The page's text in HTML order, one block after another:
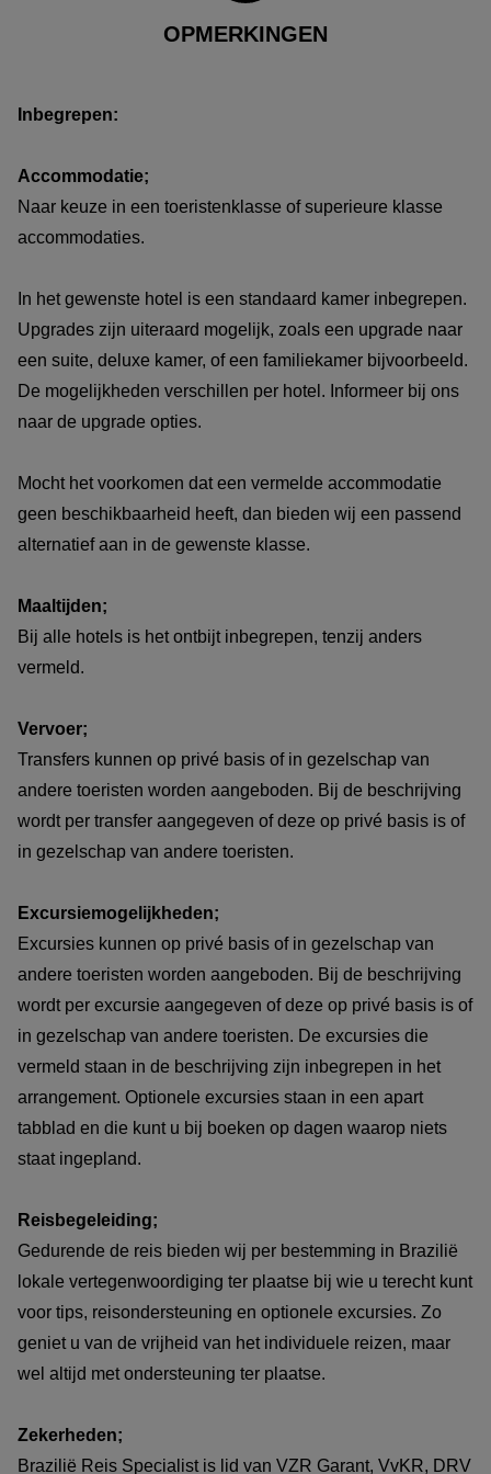
OPMERKINGEN
Inbegrepen:
Accommodatie;
Naar keuze in een toeristenklasse of superieure klasse
accommodaties.
In het gewenste hotel is een standaard kamer inbegrepen.
Upgrades zijn uiteraard mogelijk, zoals een upgrade naar
een suite, deluxe kamer, of een familiekamer bijvoorbeeld.
De mogelijkheden verschillen per hotel. Informeer bij ons
naar de upgrade opties.
Mocht het voorkomen dat een vermelde accommodatie
geen beschikbaarheid heeft, dan bieden wij een passend
alternatief aan in de gewenste klasse.
Maaltijden;
Bij alle hotels is het ontbijt inbegrepen, tenzij anders
vermeld.
Vervoer;
Transfers kunnen op privé basis of in gezelschap van
andere toeristen worden aangeboden. Bij de beschrijving
wordt per transfer aangegeven of deze op privé basis is of
in gezelschap van andere toeristen.
Excursiemogelijkheden;
Excursies kunnen op privé basis of in gezelschap van
andere toeristen worden aangeboden. Bij de beschrijving
wordt per excursie aangegeven of deze op privé basis is of
in gezelschap van andere toeristen. De excursies die
vermeld staan in de beschrijving zijn inbegrepen in het
arrangement. Optionele excursies staan in een apart
tabblad en die kunt u bij boeken op dagen waarop niets
staat ingepland.
Reisbegeleiding;
Gedurende de reis bieden wij per bestemming in Brazilië
lokale vertegenwoordiging ter plaatse bij wie u terecht kunt
voor tips, reisondersteuning en optionele excursies. Zo
geniet u van de vrijheid van het individuele reizen, maar
wel altijd met ondersteuning ter plaatse.
Zekerheden;
Brazilië Reis Specialist is lid van VZR Garant, VvKR, DRV